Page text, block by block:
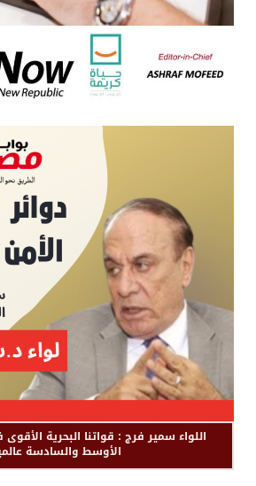
اللواء سمير فرج : قواتنا البحرية
الأوسط والسادسة